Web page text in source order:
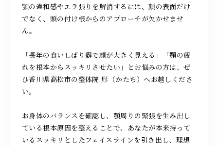
顎の違和感やエラ張りを解消するには、顔の表面だけ
でなく、頭の付け根からのアプローチが欠かせませ
ん。
「長年の食いしばり癖で顔が大きく見える」「顎の疲
れを根本からスッキリさせたい」とお悩みの方は、ぜ
ひ香川県高松市の整体院 形（かたち）へお越しくださ
い。
お身体のバランスを確認し、顎周りの緊張を生み出し
ている根本原因を整えることで、あなたが本来持って
いるスッキリとしたフェイスラインを引き出し、理想